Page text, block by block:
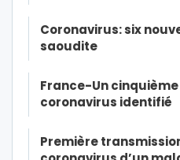
Coronavirus: six
saoudite
France-Un
coronavirus identifié
Première